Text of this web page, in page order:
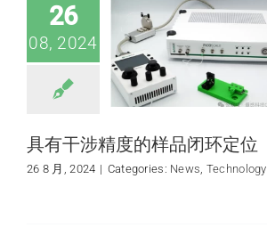
26
08, 2024
具有干涉精度的样品闭环定位
26 8 月, 2024 | Categories: News, Technology